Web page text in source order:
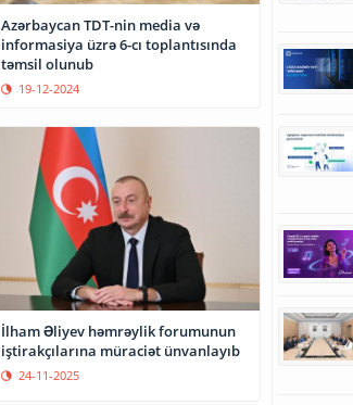
Azərbaycan TDT-nin media və
informasiya üzrə 6-cı toplantısında
təmsil olunub
19-12-2024
İlham Əliyev həmrəylik forumunun
iştirakçılarına müraciət ünvanlayıb
24-11-2025